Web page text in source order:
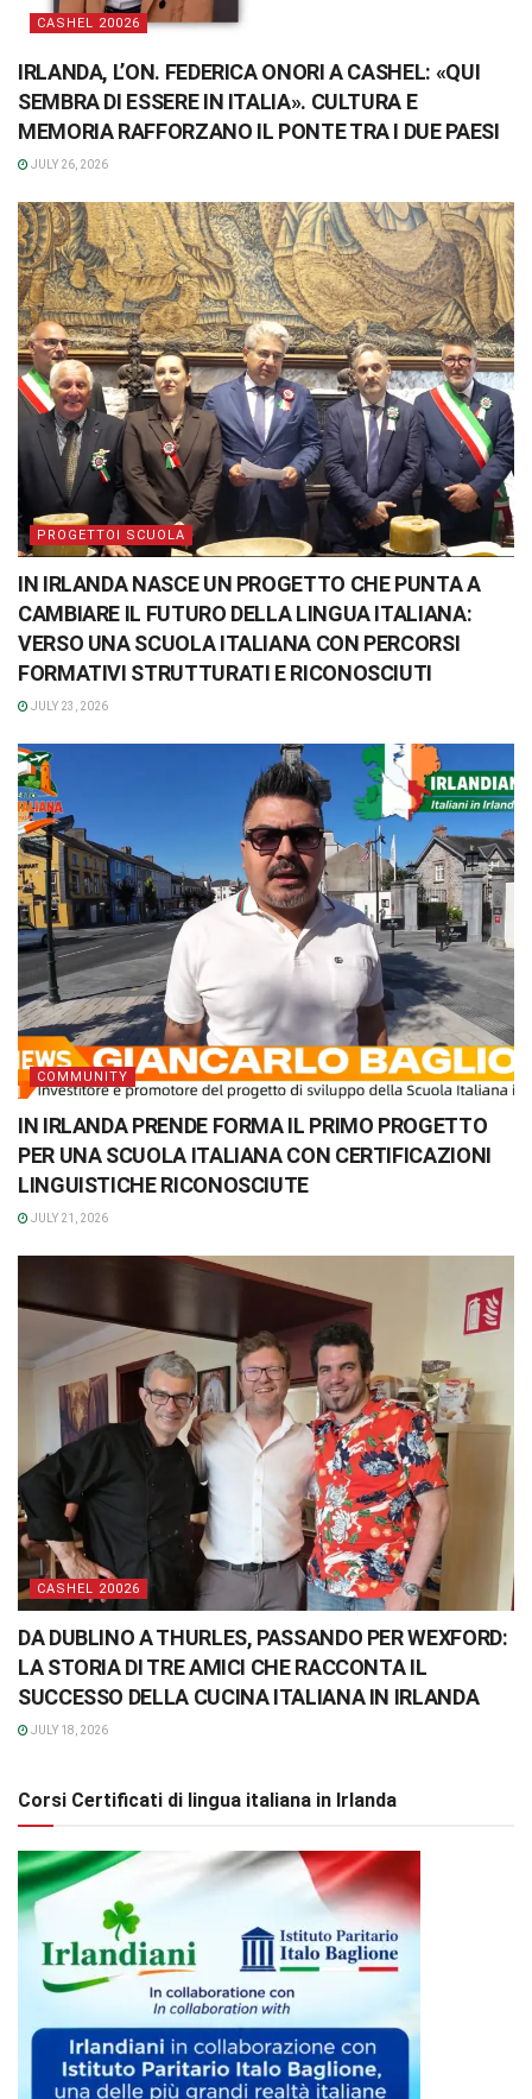
CASHEL 20026
IRLANDA, L’ON. FEDERICA ONORI A CASHEL: «QUI
SEMBRA DI ESSERE IN ITALIA». CULTURA E
MEMORIA RAFFORZANO IL PONTE TRA I DUE PAESI
JULY 26, 2026
PROGETTOI SCUOLA
IN IRLANDA NASCE UN PROGETTO CHE PUNTA A
CAMBIARE IL FUTURO DELLA LINGUA ITALIANA:
VERSO UNA SCUOLA ITALIANA CON PERCORSI
FORMATIVI STRUTTURATI E RICONOSCIUTI
JULY 23, 2026
COMMUNITY
IN IRLANDA PRENDE FORMA IL PRIMO PROGETTO
PER UNA SCUOLA ITALIANA CON CERTIFICAZIONI
LINGUISTICHE RICONOSCIUTE
JULY 21, 2026
CASHEL 20026
DA DUBLINO A THURLES, PASSANDO PER WEXFORD:
LA STORIA DI TRE AMICI CHE RACCONTA IL
SUCCESSO DELLA CUCINA ITALIANA IN IRLANDA
JULY 18, 2026
Corsi Certificati di lingua italiana in Irlanda